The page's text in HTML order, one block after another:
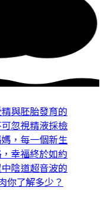
與胚胎發育的
忽視精液採檢
，每一個新生
幸福終於如約
陰道超音波的
了解多少？